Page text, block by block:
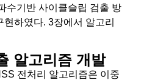
수기반 사이클슬립 검출 방
하였다. 3장에서 알고리
알고리즘 개발
전처리 알고리즘은 이중